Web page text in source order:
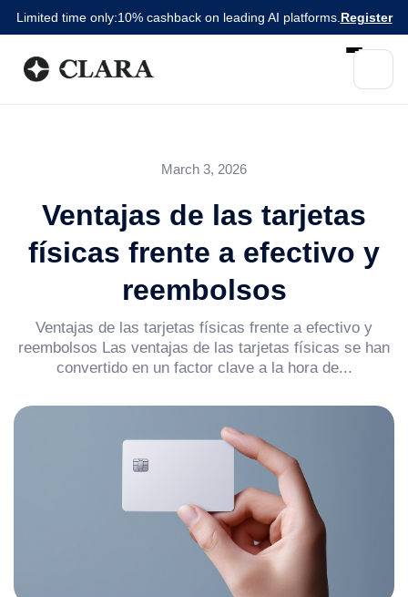
Limited time only:10% cashback on leading AI platforms. Register
March 3, 2026
Ventajas de las tarjetas
físicas frente a efectivo y
reembolsos
Ventajas de las tarjetas físicas frente a efectivo y
reembolsos Las ventajas de las tarjetas físicas se han
convertido en un factor clave a la hora de...